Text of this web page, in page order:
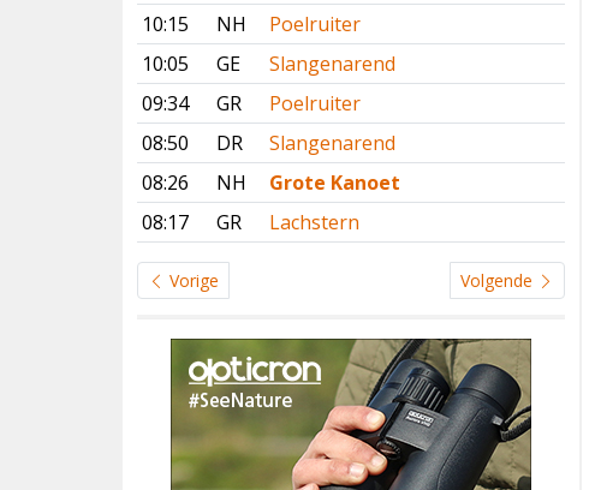
10:15
NH
Poelruiter
10:05
GE
Slangenarend
09:34
GR
Poelruiter
08:50
DR
Slangenarend
08:26
NH
Grote Kanoet
08:17
GR Lachstern
Vorige Volgende